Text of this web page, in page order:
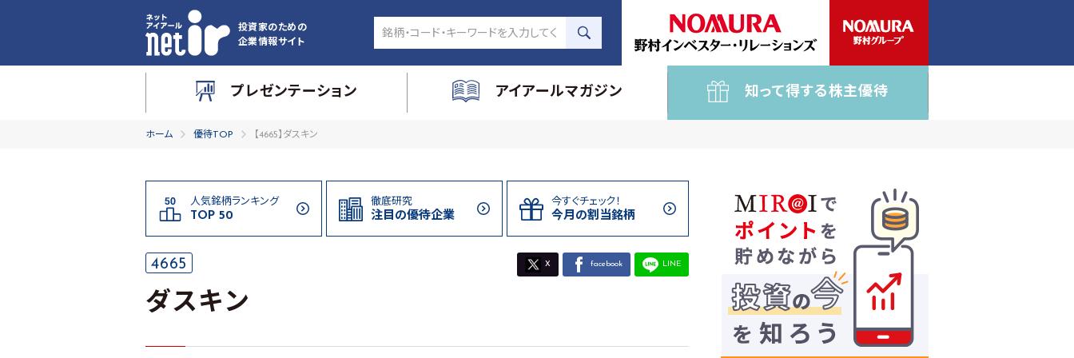
投資家のための
企業情報サイト
プレゼンテーション アイアールマガジン 知って得する株主優待
ホーム 優待TOP 【4665】ダスキン
人気銘柄ランキング
TOP 50
徹底研究
注目の優待企業
今すぐチェック！
今月の割当銘柄
4665 X facebook LINE
ダスキン